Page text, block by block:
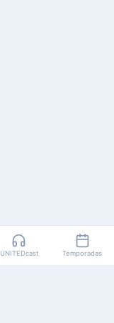
UNITEDcast Temporadas